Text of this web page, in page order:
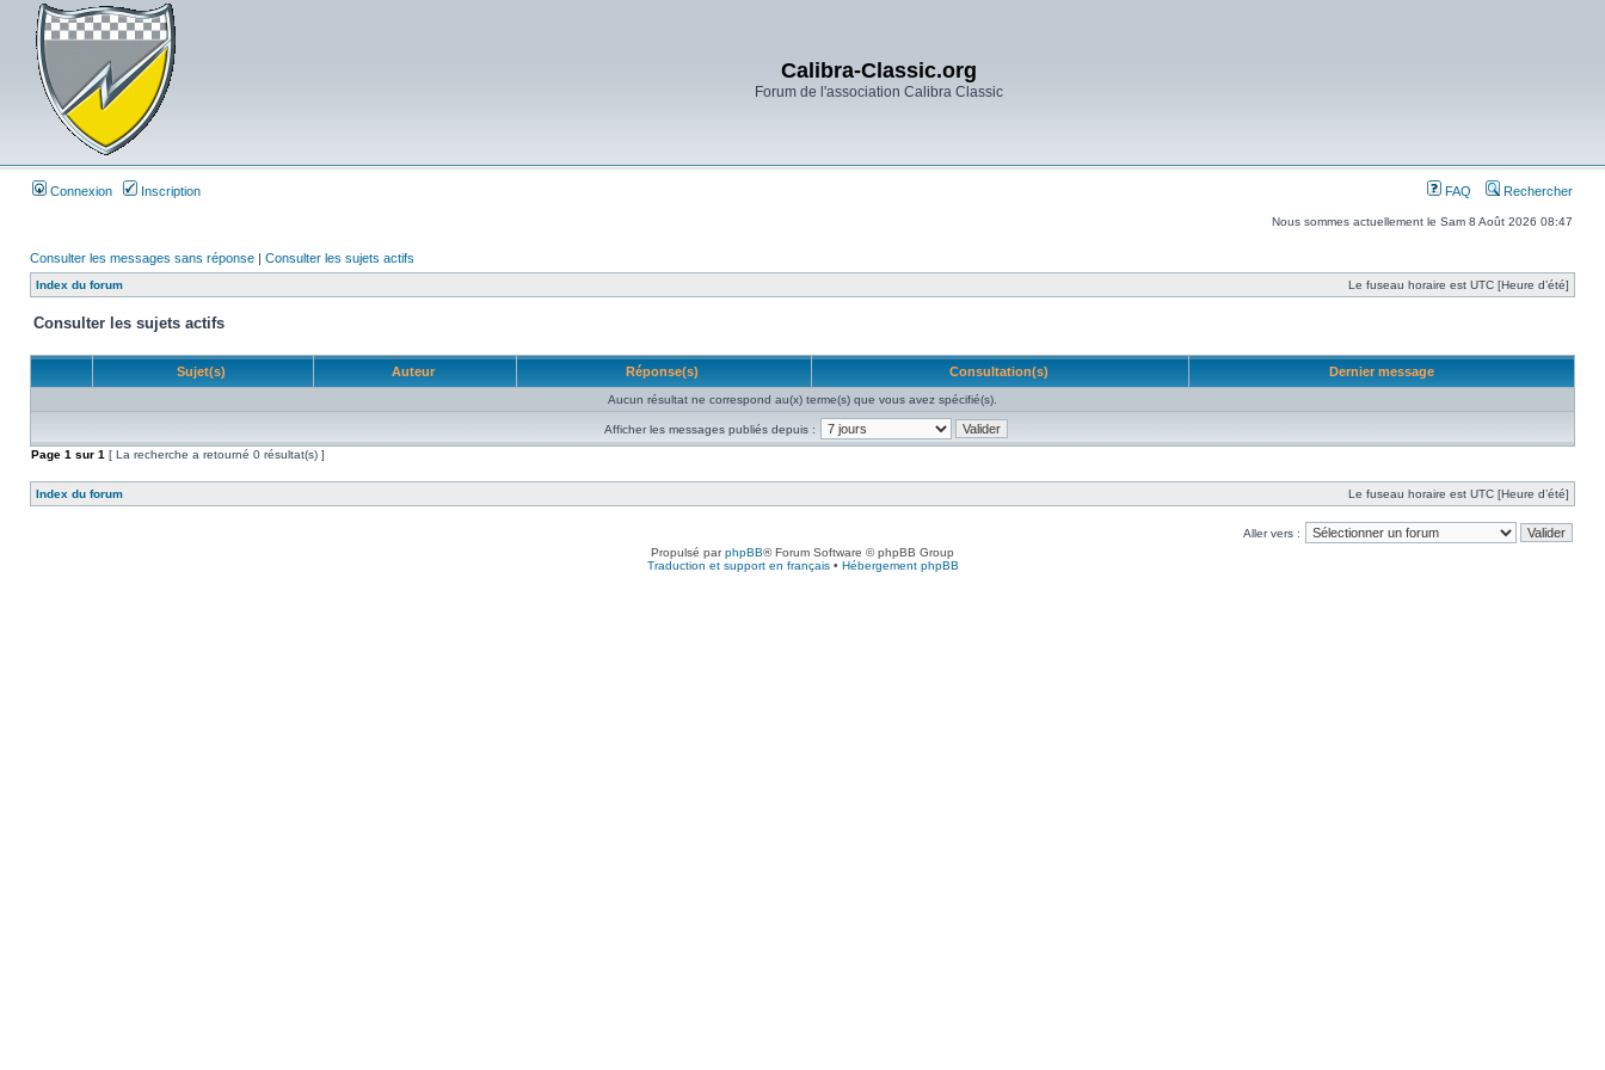
Calibra-Classic.org
Forum de l'association Calibra Classic
Connexion Inscription FAQ Rechercher
Nous sommes actuellement le Sam 8 Août 2026 08:47
Consulter les messages sans réponse | Consulter les sujets actifs
Index du forum Le fuseau horaire est UTC [Heure d’été]
Consulter les sujets actifs
Sujet(s) Auteur Réponse(s) Consultation(s) Dernier message
Aucun résultat ne correspond au(x) terme(s) que vous avez spécifié(s).
Afficher les messages publiés depuis :
Page 1 sur 1 [ La recherche a retourné 0 résultat(s) ]
Index du forum Le fuseau horaire est UTC [Heure d’été]
Aller vers :
Propulsé parphpBB® Forum Software © phpBB Group
Traduction et support en français• Hébergement phpBB